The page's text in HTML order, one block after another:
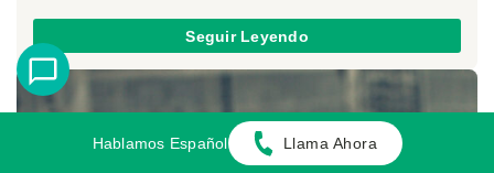
Seguir Leyendo
Hablamos Español Llama Ahora